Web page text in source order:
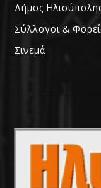
Δήμος
Σύλλογοι &
Σινεμά